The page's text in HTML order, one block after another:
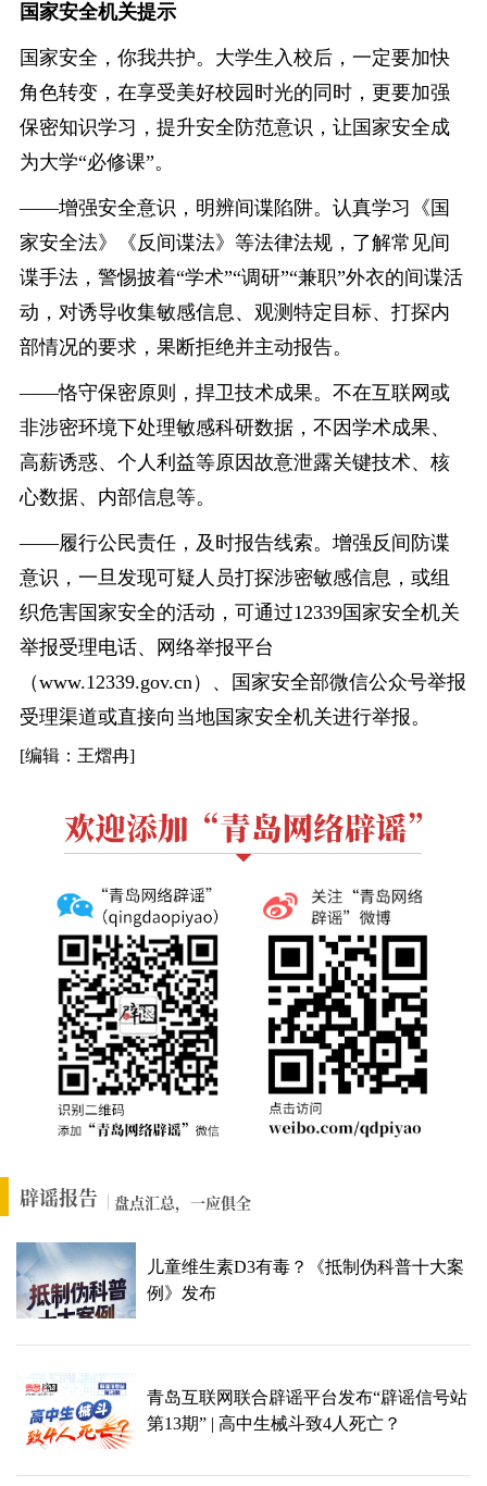
国家安全机关提示
国家安全，你我共护。大学生入校后，一定要加快
角色转变，在享受美好校园时光的同时，更要加强
保密知识学习，提升安全防范意识，让国家安全成
为大学“必修课”。
——增强安全意识，明辨间谍陷阱。认真学习《国
家安全法》《反间谍法》等法律法规，了解常见间
谍手法，警惕披着“学术”“调研”“兼职”外衣的间谍活
动，对诱导收集敏感信息、观测特定目标、打探内
部情况的要求，果断拒绝并主动报告。
——恪守保密原则，捍卫技术成果。不在互联网或
非涉密环境下处理敏感科研数据，不因学术成果、
高薪诱惑、个人利益等原因故意泄露关键技术、核
心数据、内部信息等。
——履行公民责任，及时报告线索。增强反间防谍
意识，一旦发现可疑人员打探涉密敏感信息，或组
织危害国家安全的活动，可通过12339国家安全机关
举报受理电话、网络举报平台
（www.12339.gov.cn）、国家安全部微信公众号举报
受理渠道或直接向当地国家安全机关进行举报。
[编辑：王熠冉]
辟谣报告 盘点汇总，一应俱全
儿童维生素D3有毒？《抵制伪科普十大案
例》发布
青岛互联网联合辟谣平台发布“辟谣信号站
第13期” | 高中生械斗致4人死亡？